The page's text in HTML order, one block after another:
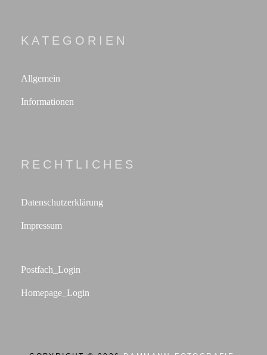
KATEGORIEN
Allgemein
Informationen
RECHTLICHES
Datenschutzerklärung
Impressum
Postfach_Login
Homepage_Login